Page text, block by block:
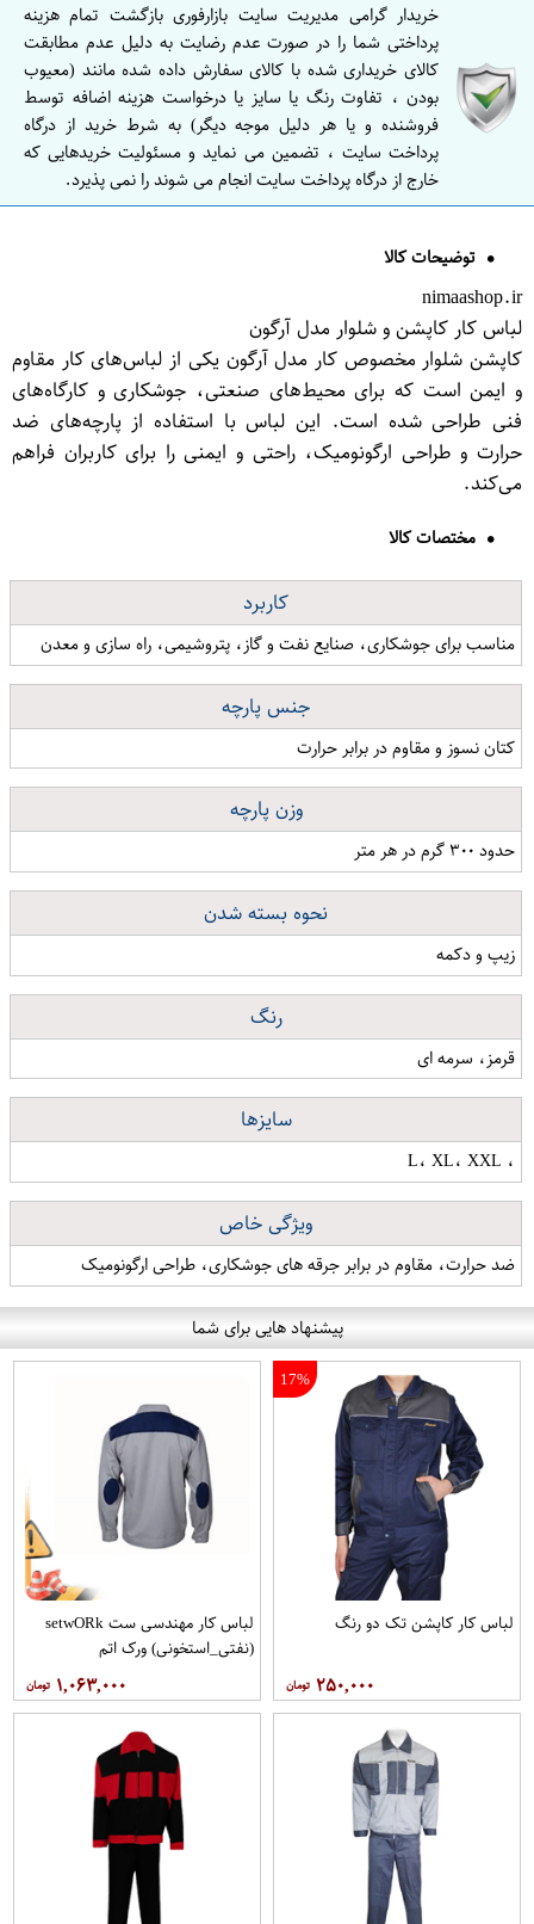
خریدار گرامی مدیریت سایت بازارفوری بازگشت تمام هزینه
پرداختی شما را در صورت عدم رضایت به دلیل عدم مطابقت
کالای خریداری شده با کالای سفارش داده شده مانند (معیوب
بودن ، تفاوت رنگ یا سایز یا درخواست هزینه اضافه توسط
فروشنده و یا هر دلیل موجه دیگر) به شرط خرید از درگاه
پرداخت سایت ، تضمین می نماید و مسئولیت خریدهایی که
خارج از درگاه پرداخت سایت انجام می شوند را نمی پذیرد.
توضیحات کالا
nimaashop.ir
لباس کار کاپشن و شلوار مدل آرگون
کاپشن شلوار مخصوص کار مدل آرگون یکی از لباس‌های کار مقاوم
و ایمن است که برای محیط‌های صنعتی، جوشکاری و کارگاه‌های
فنی طراحی شده است. این لباس با استفاده از پارچه‌های ضد
حرارت و طراحی ارگونومیک، راحتی و ایمنی را برای کاربران فراهم
می‌کند.
مختصات کالا
کاربرد
مناسب برای جوشکاری، صنایع نفت و گاز، پتروشیمی، راه سازی و معدن
جنس پارچه
کتان نسوز و مقاوم در برابر حرارت
وزن پارچه
حدود ۳۰۰ گرم در هر متر
نحوه بسته شدن
زیپ و دکمه
رنگ
قرمز، سرمه ای
سایزها
، L، XL، XXL
ویژگی خاص
ضد حرارت، مقاوم در برابر جرقه های جوشکاری، طراحی ارگونومیک
پیشنهاد هایی برای شما
17%
لباس کار کاپشن تک دو رنگ
۲۵۰,۰۰۰
لباس کار مهندسی ست setwO​Rk
(نفتی_استخونی) ورک اتم
۱,۰۶۳,۰۰۰